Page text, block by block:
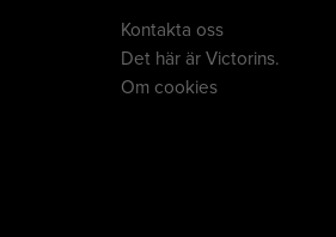
Kontakta oss
Det här är Victorins.
Om cookies